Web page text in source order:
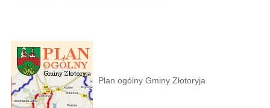
Plan ogólny Gminy Złotoryja